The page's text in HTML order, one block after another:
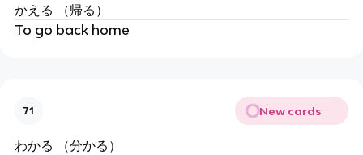
かえる （帰る）
To go back home
71 New cards
わかる （分かる）